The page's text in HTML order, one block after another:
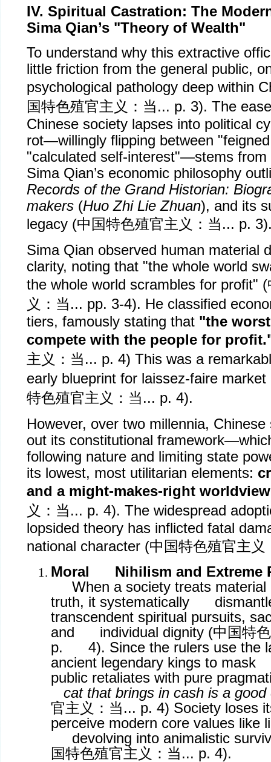
IV. Spiritual Castration: The
Sima Qian’s "Theory of Wealth"
To understand why this extractive
little friction from the general public,
psychological pathology deep within
国特色殖官主义：当... p. 3). The
Chinese society lapses into political
rot—willingly flipping between
"calculated self-interest"—stems from
Sima Qian’s economic philosophy
Records of the Grand Historian:
makers (Huo Zhi Lie Zhuan), and its
legacy (中国特色殖官主义：当... p.
Sima Qian observed human material
clarity, noting that "the whole world
the whole world scrambles for profit" (
义：当... pp. 3-4). He classified
tiers, famously stating that "the
compete with the people for
主义：当... p. 4) This was a
early blueprint for laissez-faire
特色殖官主义：当... p. 4).
However, over two millennia,
out its constitutional
following nature and limiting state
its lowest, most utilitarian elements:
and a might-makes-right worldview
义：当... p. 4). The widespread
lopsided theory has inflicted fatal
national character (中国特色殖官主义
Moral Nihilism and Extreme
When a society treats material
truth, it systematically
transcendent spiritual pursuits,
and individual dignity (中国特
p. 4). Since the rulers use the
ancient legendary kings to
public retaliates with pure
cat that brings in cash is a good
官主义：当... p. 4) Society
perceive modern core values like
devolving into animalistic
国特色殖官主义：当... p. 4).